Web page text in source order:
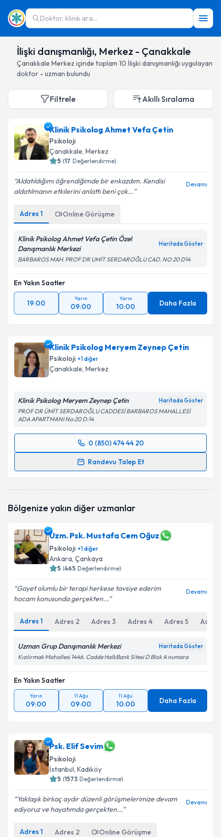
Doktor, klinik ara...
İlişki danışmanlığı, Merkez - Çanakkale
Çanakkale Merkez içinde toplam 10 İlişki danışmanlığı uygulayan
doktor - uzman bulundu
Filtrele Akıllı Sıralama
Klinik Psikolog Ahmet Vefa Çetin
Psikoloji
Çanakkale, Merkez
5 (17 Değerlendirme)
Aldatıldığımı öğrendiğimde bir enkazdım. Kendisi
aldatılmanın etkilerini anlattı beni çok...
Devamı
Adres 1 Online Görüşme
Klinik Psikolog Ahmet Vefa Çetin Özel
Danışmanlık Merkezi
Haritada Göster
BARBAROS MAH. PROF DR UMİT SERDAROĞLU CAD. NO 20 D14
En Yakın Saatler
19:00
Yarın
09:00
Yarın
10:00 Daha Fazla
Klinik Psikolog Meryem Zeynep Çetin
Psikoloji +1diğer
Çanakkale, Merkez
Klinik Psikolog Meryem Zeynep Çetin Haritada Göster
PROF DR ÜMİT SERDAROĞLU CADDESİ BARBAROS MAHALLESİ
ADA APARTMANI No:20 D:14
0 (850) 474 44 20
Randevu Talep Et
Randevu Takvimi Talebi
takvimi talebi oluşturun. Size bu uzmandan randevu
bilgilendireceğiz.
E-posta Adresiniz
Kişisel verilerimin işlenmesine ilişkinAydınlatma
Metni'ni okudum ve kişisel verilerimin belirtilen
kapsamda işlenmesini kabul ediyorum.
Takvim Talebini Gönder
Bölgenize yakın diğer uzmanlar
Uzm. Psk. Mustafa Cem Oğuz
Psikoloji +1diğer
Ankara, Çankaya
5 (465 Değerlendirme)
Gayet olumlu bir terapi herkese tavsiye ederim
hocam konusunda gerçekten...
Devamı
Adres 1 Adres 2 Adres 3 Adres 4 Adres 5 Adres
Uzman Grup Danışmanlık Merkezi Haritada Göster
Kızılırmak Mahallesi 1446. Cadde HalkBank Sitesi D Blok A numara
En Yakın Saatler
Yarın
09:00
11 Ağu
09:00
11 Ağu
10:00 Daha Fazla
Psk. Elif Sevim
Psikoloji
İstanbul, Kadıköy
5 (1573 Değerlendirme)
Yaklaşık birkaç aydır düzenli görüşmelerimize devam
ediyoruz ve hayatımda gerçekten...
Devamı
Adres 1 Adres 2 Online Görüşme